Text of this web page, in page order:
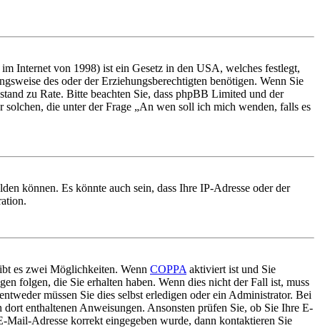
Internet von 1998) ist ein Gesetz in den USA, welches festlegt,
des oder der Erziehungsberechtigten benötigen. Wenn Sie
zu Rate. Bitte beachten Sie, dass phpBB Limited und der
die unter der Frage „An wen soll ich mich wenden, falls es
können. Es könnte auch sein, dass Ihre IP-Adresse oder der
es zwei Möglichkeiten. Wenn COPPA aktiviert ist und Sie
folgen, die Sie erhalten haben. Wenn dies nicht der Fall ist, muss
müssen Sie dies selbst erledigen oder ein Administrator. Bei
enthaltenen Anweisungen. Ansonsten prüfen Sie, ob Sie Ihre E-
Adresse korrekt eingegeben wurde, dann kontaktieren Sie